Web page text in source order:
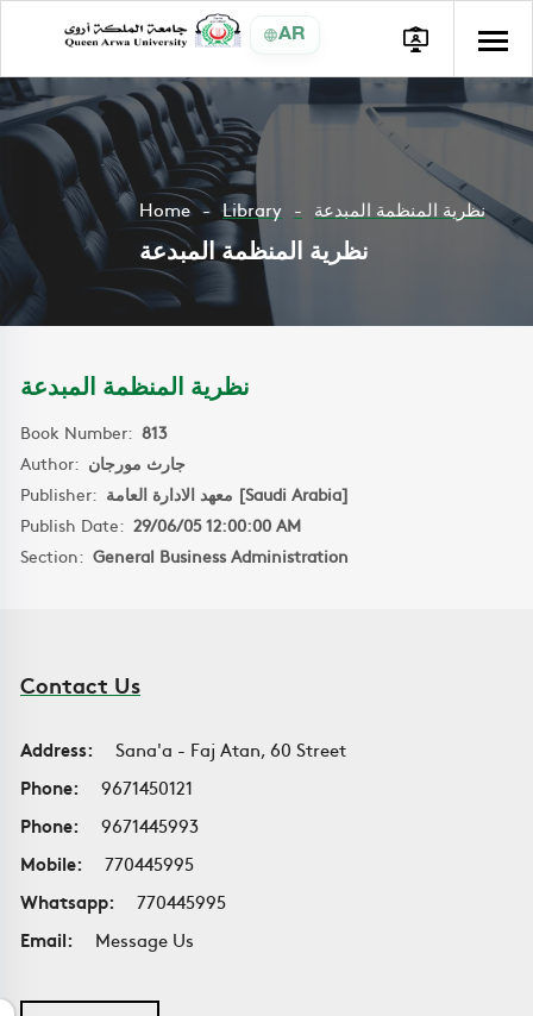
AR
Home Library نظرية المنظمة المبدعة
نظرية المنظمة المبدعة
نظرية المنظمة المبدعة
Book Number: 813
Author: جارث مورجان
Publisher:
معهد الادارة العامة [Saudi Arabia]
Publish Date: 29/06/05 12:00:00 AM
Section: General Business Administration
Contact Us
Address:
Sana'a - Faj Atan, 60 Street
Phone:
9671450121
Phone:
9671445993
Mobile:
770445995
Whatsapp:
770445995
Email:
Message Us